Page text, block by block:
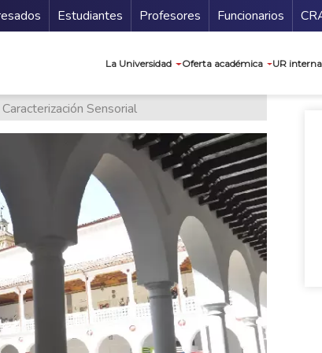
Estudiantes Profesores Funcionarios
La Universidad Oferta académica UR
Sensorial